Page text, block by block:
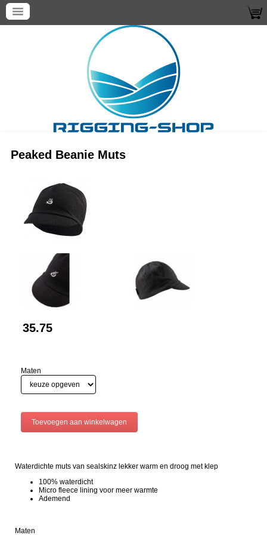
Peaked Beanie Muts
35.75
Maten
Waterdichte muts van sealskinz lekker warm en droog met klep
100% waterdicht
Micro fleece lining voor meer warmte
Ademend
Maten